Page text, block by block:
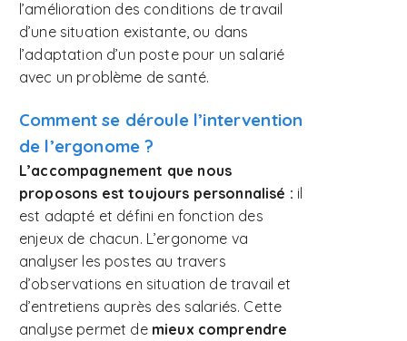
l’amélioration des conditions de travail
d’une situation existante, ou dans
l’adaptation d’un poste pour un salarié
avec un problème de santé.
Comment se déroule l’intervention
de l’ergonome ?
L’accompagnement que nous
proposons est toujours personnalisé : il
est adapté et défini en fonction des
enjeux de chacun. L’ergonome va
analyser les postes au travers
d’observations en situation de travail et
d’entretiens auprès des salariés. Cette
analyse permet de mieux comprendre